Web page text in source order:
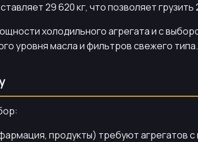
29 620 кг, что позволяет грузить
холодильного агрегата и с
уровня масла и фильтров свежего типа.
продукты) требуют агрегатов с